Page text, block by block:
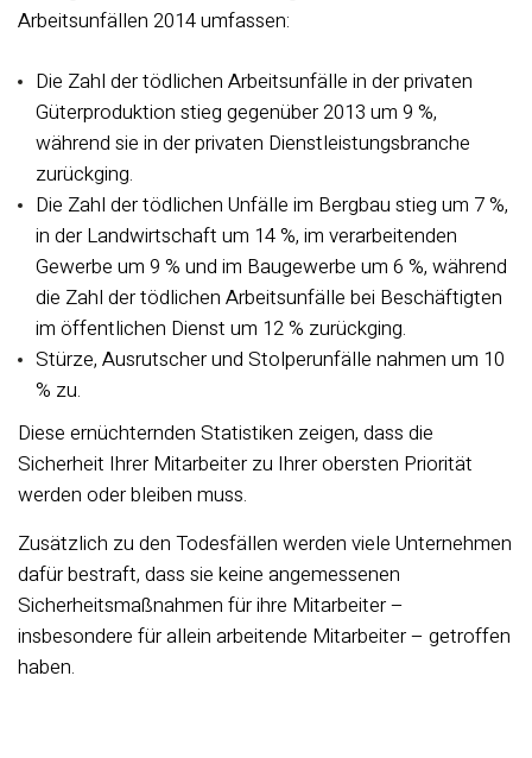
Arbeitsunfällen 2014 umfassen:
Die Zahl der tödlichen Arbeitsunfälle in der privaten
Güterproduktion stieg gegenüber 2013 um 9 %,
während sie in der privaten Dienstleistungsbranche
zurückging.
Die Zahl der tödlichen Unfälle im Bergbau stieg um 7 %,
in der Landwirtschaft um 14 %, im verarbeitenden
Gewerbe um 9 % und im Baugewerbe um 6 %, während
die Zahl der tödlichen Arbeitsunfälle bei Beschäftigten
im öffentlichen Dienst um 12 % zurückging.
Stürze, Ausrutscher und Stolperunfälle nahmen um 10
% zu.
Diese ernüchternden Statistiken zeigen, dass die
Sicherheit Ihrer Mitarbeiter zu Ihrer obersten Priorität
werden oder bleiben muss.
Zusätzlich zu den Todesfällen werden viele Unternehmen
dafür bestraft, dass sie keine angemessenen
Sicherheitsmaßnahmen für ihre Mitarbeiter –
insbesondere für allein arbeitende Mitarbeiter – getroffen
haben.